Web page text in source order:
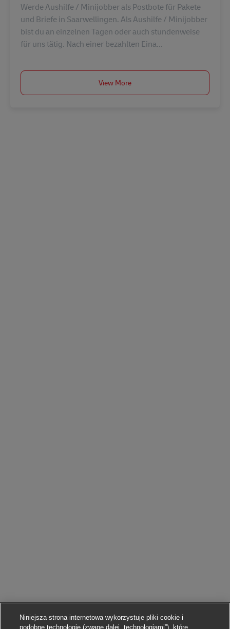
Werde Aushilfe / Minijobber als Postbote für Pakete
und Briefe in Saarwellingen. Als Aushilfe / Minijobber
bist du an einzelnen Tagen oder auch stundenweise
für uns tätig. Nach einer bezahlten Eina...
View More
Niniejsza strona internetowa wykorzystuje pliki cookie i
podobne technologie (zwane dalej „technologiami”), które